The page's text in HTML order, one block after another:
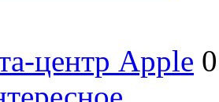
центр Apple 0